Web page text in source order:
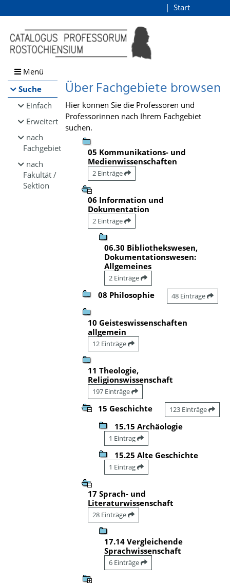
Browsen
direkt zum Inhalt
Start
Menü
Suche
Einfach
Erweitert
nach
Fachgebiet
nach
Fakultät /
Sektion
Über Fachgebiete browsen
Hier können Sie die Professoren und
Professorinnen nach Ihrem Fachgebiet
suchen.
05 Kommunikations- und
Medienwissenschaften
2 Einträge
06 Information und
Dokumentation
2 Einträge
06.30 Bibliothekswesen,
Dokumentationswesen:
Allgemeines
2 Einträge
08 Philosophie 48 Einträge
10 Geisteswissenschaften
allgemein
12 Einträge
11 Theologie,
Religionswissenschaft
197 Einträge
15 Geschichte 123 Einträge
15.15 Archäologie
1 Eintrag
15.25 Alte Geschichte
1 Eintrag
17 Sprach- und
Literaturwissenschaft
28 Einträge
17.14 Vergleichende
Sprachwissenschaft
6 Einträge